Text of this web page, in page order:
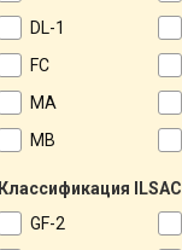
DL-1
FC
MA
MB
Классификация ILSAC
GF-2